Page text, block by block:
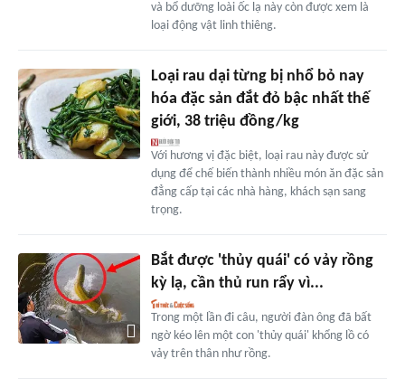
và bổ dưỡng loài ốc lạ này còn được xem là
loại động vật linh thiêng.
Loại rau dại từng bị nhổ bỏ nay
hóa đặc sản đắt đỏ bậc nhất thế
giới, 38 triệu đồng/kg
Với hương vị đặc biệt, loại rau này được sử
dụng để chế biến thành nhiều món ăn đặc sản
đẳng cấp tại các nhà hàng, khách sạn sang
trọng.
Bắt được 'thủy quái' có vảy rồng
kỳ lạ, cần thủ run rẩy vì...
Trong một lần đi câu, người đàn ông đã bất
ngờ kéo lên một con 'thủy quái' khổng lồ có
vảy trên thân như rồng.